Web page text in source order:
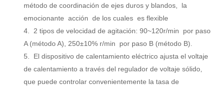
método de coordinación de ejes duros y blandos,
la
emocionante acción de los cuales es flexible
4. 2 tipos de velocidad de agitación: 90~120r/min por paso
A (método A), 250±10% r/min por paso B (método B).
5. El dispositivo de calentamiento eléctrico ajusta el voltaje
de calentamiento a través del regulador de voltaje sólido,
que puede controlar convenientemente la tasa de